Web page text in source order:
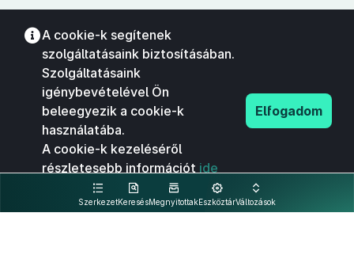
SzerkezetKeresésMegnyitottakEszköztárVáltozások
A cookie-k segítenek
szolgáltatásaink biztosításában.
Szolgáltatásaink
igénybevételével Ön
beleegyezik a cookie-k
használatába.
A cookie-k kezeléséről
részletesebb információt ide
kattintva olvashat.
Elfogadom